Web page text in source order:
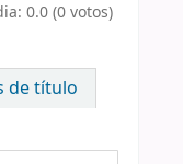
0.0 (0 votos)
de título